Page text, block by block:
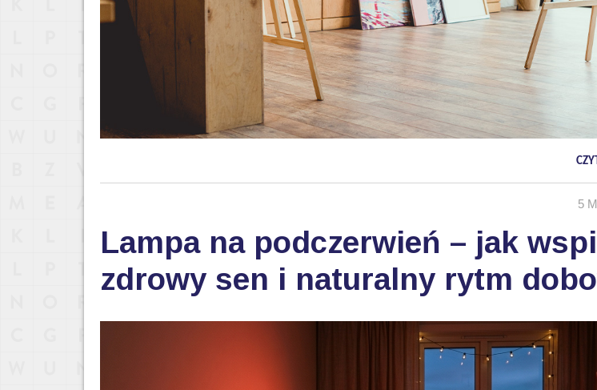
5
Lampa na podczerwień – jak
zdrowy sen i naturalny rytm